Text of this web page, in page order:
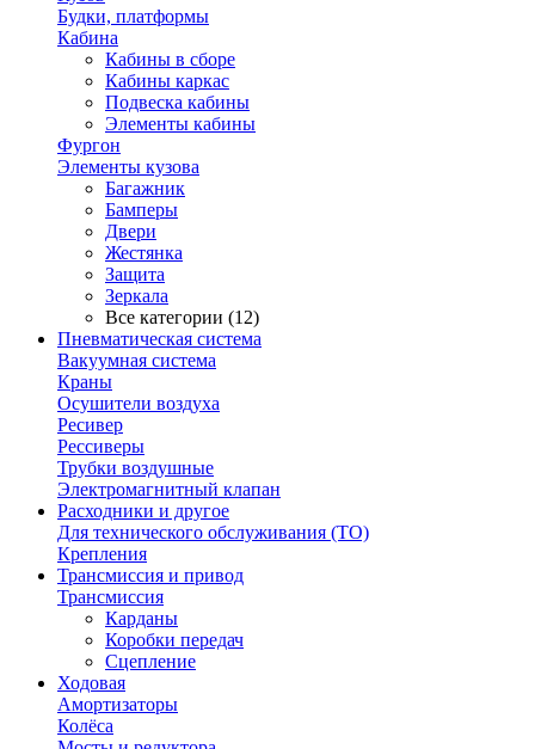
Будки, платформы
Кабина
Кабины в сборе
Кабины каркас
Подвеска кабины
Элементы кабины
Фургон
Элементы кузова
Багажник
Бамперы
Двери
Жестянка
Защита
Зеркала
Все категории (12)
Пневматическая система
Вакуумная система
Краны
Осушители воздуха
Ресивер
Рессиверы
Трубки воздушные
Электромагнитный клапан
Расходники и другое
Для технического обслуживания (ТО)
Крепления
Трансмиссия и привод
Трансмиссия
Карданы
Коробки передач
Сцепление
Ходовая
Амортизаторы
Колёса